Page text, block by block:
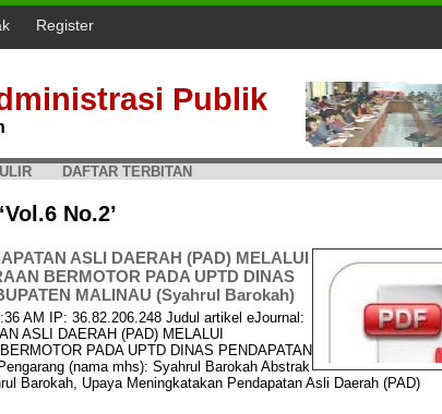
Register
Publik
DAFTAR TERBITAN
No.2’
ASLI DAERAH (PAD) MELALUI
BERMOTOR PADA UPTD DINAS
MALINAU (Syahrul Barokah)
AM IP: 36.82.206.248 Judul artikel eJournal:
ASLI DAERAH (PAD) MELALUI
PADA UPTD DINAS PENDAPATAN
(nama mhs): Syahrul Barokah Abstrak
Barokah, Upaya Meningkatakan Pendapatan Asli Daerah (PAD)